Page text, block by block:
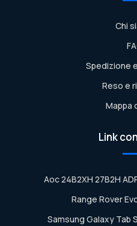
Chi
Spedizione
Reso e
Mappa
Link
Aoc 24B2XH 27B2H
Range Rover
Samsung Galaxy Tab